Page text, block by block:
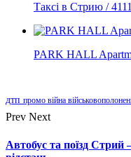
Таксі в Стрию /
PARK HALL
дтп промо війна
Prev Next
Автобус та поїзд Стрий